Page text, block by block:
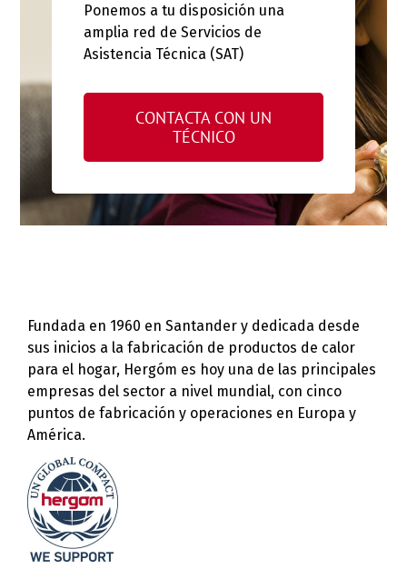
Ponemos a tu disposición una
amplia red de Servicios de
Asistencia Técnica (SAT)
CONTACTA CON UN
TÉCNICO
Fundada en 1960 en Santander y dedicada desde
sus inicios a la fabricación de productos de calor
para el hogar, Hergóm es hoy una de las principales
empresas del sector a nivel mundial, con cinco
puntos de fabricación y operaciones en Europa y
América.